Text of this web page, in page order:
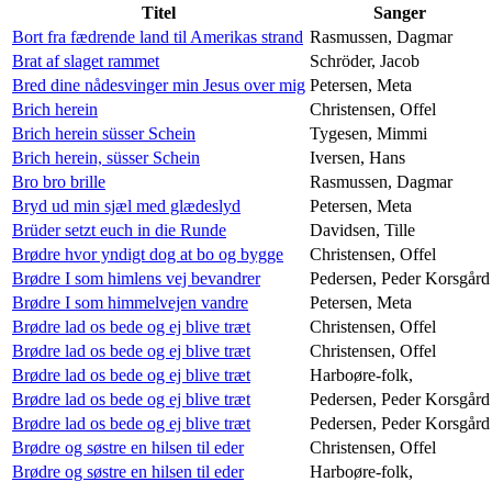
Titel
Sanger
Bort fra fædrende land til Amerikas strand Rasmussen, Dagmar
Brat af slaget rammet
Schröder, Jacob
Bred dine nådesvinger min Jesus over mig Petersen, Meta
Brich herein
Christensen, Offel
Brich herein süsser Schein
Tygesen, Mimmi
Brich herein, süsser Schein
Iversen, Hans
Bro bro brille
Rasmussen, Dagmar
Bryd ud min sjæl med glædeslyd
Petersen, Meta
Brüder setzt euch in die Runde
Davidsen, Tille
Brødre hvor yndigt dog at bo og bygge
Christensen, Offel
Brødre I som himlens vej bevandrer
Pedersen, Peder Korsgård
Brødre I som himmelvejen vandre
Petersen, Meta
Brødre lad os bede og ej blive træt
Christensen, Offel
Brødre lad os bede og ej blive træt
Christensen, Offel
Brødre lad os bede og ej blive træt
Harboøre-folk,
Brødre lad os bede og ej blive træt
Pedersen, Peder Korsgård
Brødre lad os bede og ej blive træt
Pedersen, Peder Korsgård
Brødre og søstre en hilsen til eder
Christensen, Offel
Brødre og søstre en hilsen til eder
Harboøre-folk,